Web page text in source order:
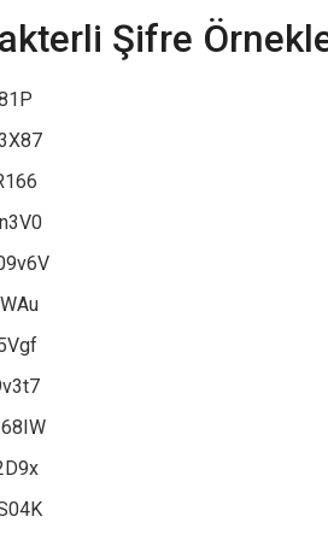
Şifre